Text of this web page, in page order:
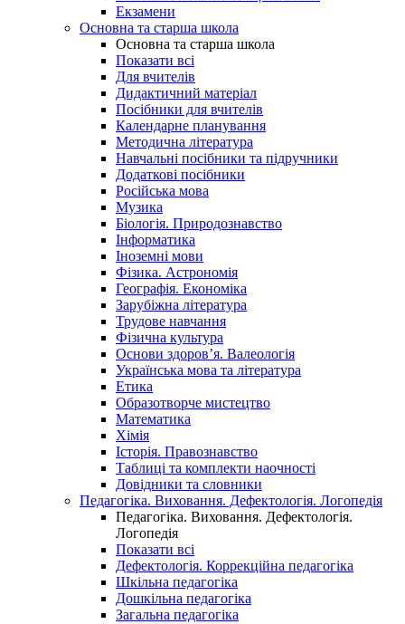
Екзамени
Основна та старша школа
Основна та старша школа
Показати всі
Для вчителів
Дидактичний матеріал
Посібники для вчителів
Календарне планування
Методична література
Навчальні посібники та підручники
Додаткові посібники
Російська мова
Музика
Біологія. Природознавство
Інформатика
Іноземні мови
Фізика. Астрономія
Географія. Економіка
Зарубіжна література
Трудове навчання
Фізична культура
Основи здоров’я. Валеологія
Українська мова та література
Етика
Образотворче мистецтво
Математика
Хімія
Історія. Правознавство
Таблиці та комплекти наочності
Довідники та словники
Педагогіка. Виховання. Дефектологія. Логопедія
Педагогіка. Виховання. Дефектологія.
Логопедія
Показати всі
Дефектологія. Коррекційна педагогіка
Шкільна педагогіка
Дошкільна педагогіка
Загальна педагогіка